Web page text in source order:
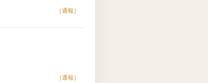
［通報］
［通報］